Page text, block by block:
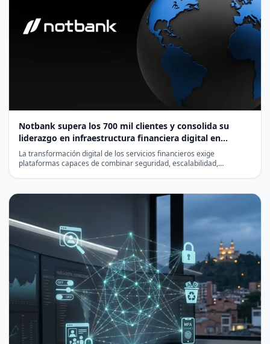
Notbank supera los 700 mil clientes y consolida su
liderazgo en infraestructura financiera digital en
Latinoamérica
La transformación digital de los servicios financieros exige
plataformas capaces de combinar seguridad, escalabilidad,